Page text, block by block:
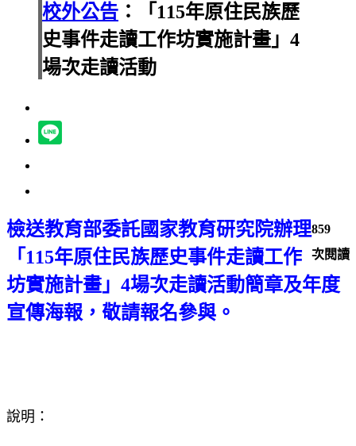
校外公告 ：「115年原住民族歷
史事件走讀工作坊實施計畫」4
場次走讀活動
859
次閱讀
檢送教育部委託國家教育研究院辦理
「115年原住民族歷史事件走讀工作
坊實施計畫」4場次走讀活動簡章及年度
宣傳海報，敬請報名參與。
說明：